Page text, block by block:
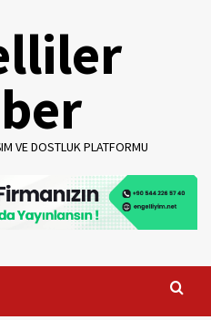
VE DOSTLUK PLATFORMU